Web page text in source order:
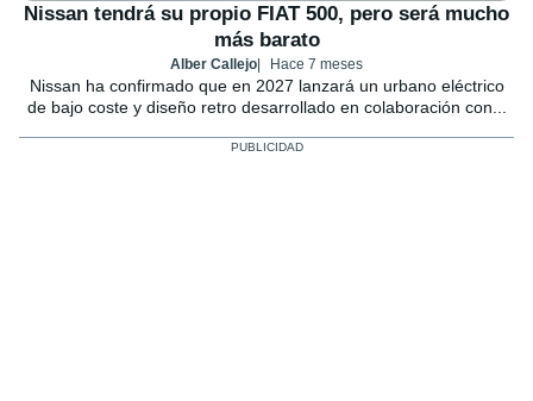
Nissan tendrá su propio FIAT 500, pero será mucho
más barato
Alber Callejo Hace 7 meses
Nissan ha confirmado que en 2027 lanzará un urbano eléctrico
de bajo coste y diseño retro desarrollado en colaboración con...